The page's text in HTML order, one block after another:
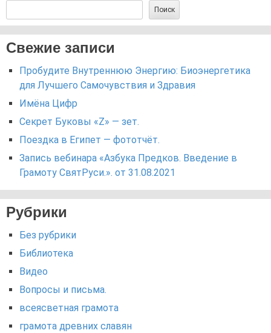
Поиск
Свежие записи
Пробудите Внутреннюю Энергию: Биоэнергетика
для Лучшего Самочувствия и Здравия
Имёна Цифр
Секрет Буковы «Z» — зет.
Поездка в Египет — фототчёт.
Запись вебинара «Азбука Предков. Введение в
Грамоту СвятРуси.». от 31.08.2021
Рубрики
Без рубрики
Библиотека
Видео
Вопросы и письма.
всеясветная грамота
грамота древних славян